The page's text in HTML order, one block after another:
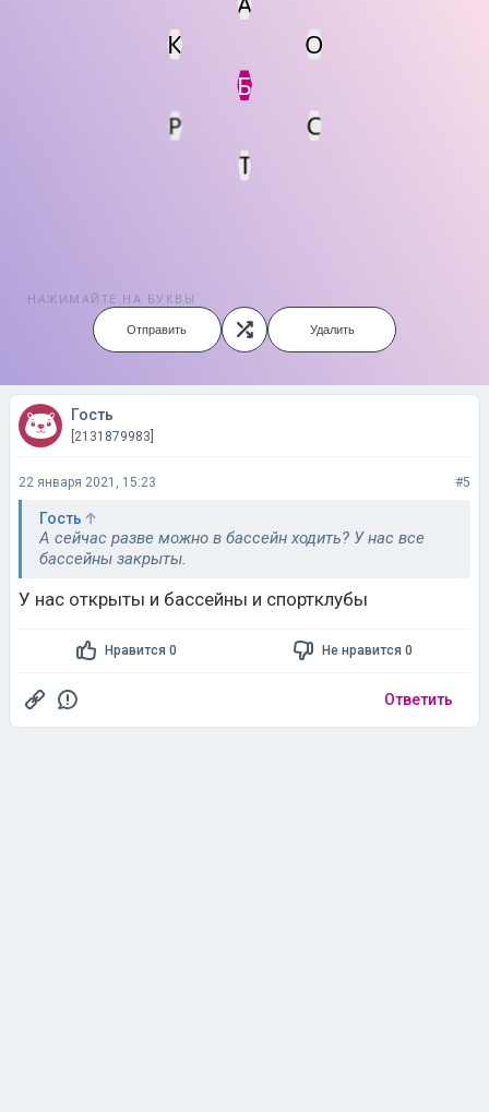
Мин. кол-во очков
Б
К
О
Р
С
Т
НАЖИМАЙТЕ НА БУКВЫ
Отправить Удалить
Гость
[2131879983]
22 января 2021, 15:23 #5
Гость
А сейчас разве можно в бассейн ходить? У нас все
бассейны закрыты.
У нас открыты и бассейны и спортклубы
Нравится 0 Не нравится 0
Ответить